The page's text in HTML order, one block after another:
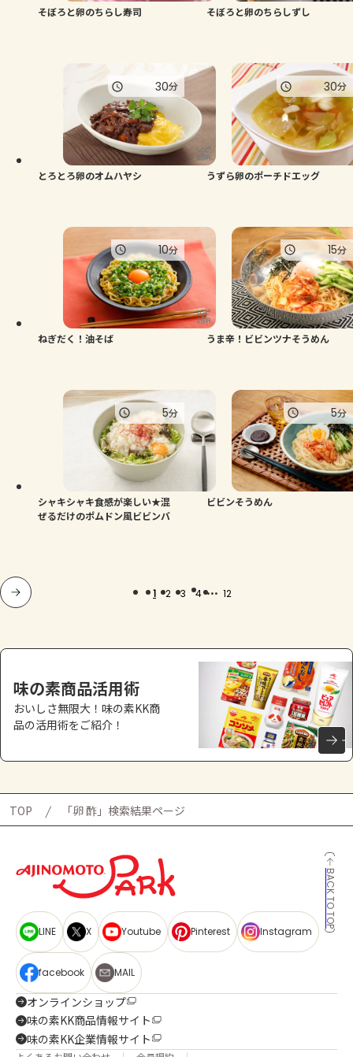
そぼろと卵のちらし寿司 そぼろと卵のちらしずし
とろとろ卵のオムハヤシ
30分
うずら卵のポーチドエッグ
30分
ねぎだく！油そば
10分
うま辛！ビビンツナそうめん
15分
シャキシャキ食感が楽しい★混
ぜるだけのポムドン風ビビンバ
5分
ビビンそうめん
5分
1 2 3 4 ... 12
味の素商品活用術
おいしさ無限大！味の素KK商
品の活用術をご紹介！
TOP 「卵 酢」検索結果ページ
BACK TO TOP
LINE X Youtube Pinterest Instagram
facebook MAIL
オンラインショップ
味の素KK商品情報サイト
味の素KK企業情報サイト